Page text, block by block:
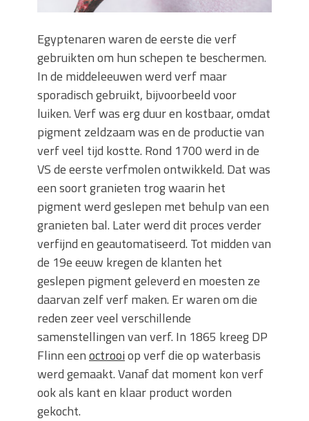
kopen
Verbouwen? Sla je inboedel tijdelijk op!
Waar let je op bij het kiezen van een
dakdekkersbedrijf?
Egyptenaren waren de eerste die verf
gebruikten om hun schepen te beschermen.
In de middeleeuwen werd verf maar
sporadisch gebruikt, bijvoorbeeld voor
luiken. Verf was erg duur en kostbaar, omdat
pigment zeldzaam was en de productie van
verf veel tijd kostte. Rond 1700 werd in de
VS de eerste verfmolen ontwikkeld. Dat was
een soort granieten trog waarin het
pigment werd geslepen met behulp van een
granieten bal. Later werd dit proces verder
verfijnd en geautomatiseerd. Tot midden van
de 19e eeuw kregen de klanten het
geslepen pigment geleverd en moesten ze
daarvan zelf verf maken. Er waren om die
reden zeer veel verschillende
samenstellingen van verf. In 1865 kreeg DP
Flinn eenoctrooiop verf die op waterbasis
werd gemaakt. Vanaf dat moment kon verf
ook als kant en klaar product worden
gekocht.